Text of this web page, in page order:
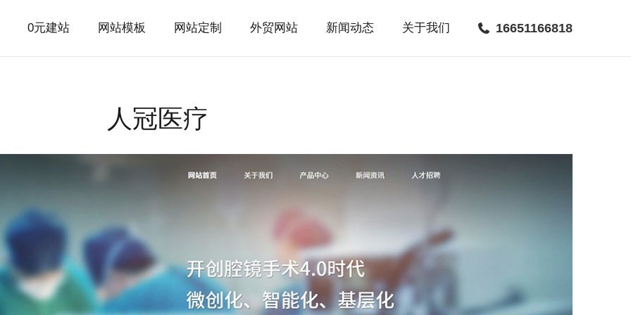
16651166818
0元建站 网站模板 网站定制 外贸网站 新闻动态 关于我们
人冠医疗